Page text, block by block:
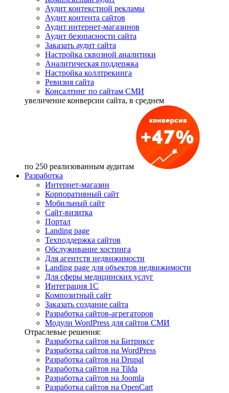
Аудит контекстной рекламы
Аудит контента сайтов
Аудит интернет-магазинов
Аудит безопасности сайта
Заказать аудит сайта
Настройка сквозной аналитики
Аналитическая поддержка
Настройка коллтрекинга
Ревизия сайта
Консалтинг по сайтам СМИ
увеличение конверсии сайта, в среднем
по 250 реализованным аудитам
Разработка
Интернет-магазин
Корпоративный сайт
Мобильный сайт
Сайт-визитка
Портал
Landing page
Техподдержка сайтов
Обслуживание хостинга
Для агентств недвижимости
Landing page для объектов недвижимости
Для сферы медицинских услуг
Интеграция 1С
Композитный сайт
Заказать создание сайта
Разработка сайтов-агрегаторов
Модули WordPress для сайтов СМИ
Отраслевые решения:
Разработка сайтов на Битриксе
Разработка сайтов на WordPress
Разработка сайтов на Drupal
Разработка сайтов на Tilda
Разработка сайтов на Joomla
Разработка сайтов на OpenCart